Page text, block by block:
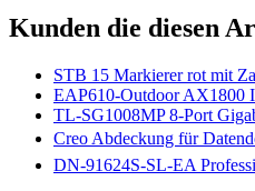
Kunden die diesen
STB 15 Markierer rot mit
EAP610-Outdoor AX1800
TL-SG1008MP 8-Port
Creo Abdeckung für
DN-91624S-SL-EA